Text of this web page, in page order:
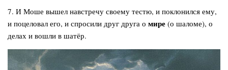
7. И Моше вышел навстречу своему тестю, и поклонился ему,
и поцеловал его, и спросили друг друга о мире (о шаломе), о
делах и вошли в шатёр.